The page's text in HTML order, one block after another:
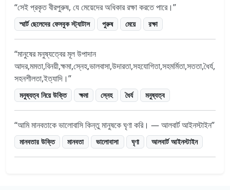
সেই প্রকৃত বীরপুরুষ, যে মেয়েদের অধিকার রক্ষা করতে পারে।
স্মার্ট ছেলেদের ফেসবুক স্ট্যাটাস পুরুষ মেয়ে রক্ষা
মানুষের মনুষ্যত্বের মূল উপাদান
আদর,মমতা,বিনয়ী,ক্ষমা,স্নেহ,ভালবাসা,উদারতা,সহযোগিতা,সহমর্মিতা,সততা,ধৈর্য,
সহনশীলতা,ইত্যাদি।
মনুষ্যত্ব নিয়ে উক্তি ক্ষমা স্নেহ ধৈর্য মনুষ্যত্ব
আমি মানবতাকে ভালোবাসি কিন্তু মানুষকে ঘৃণা করি। — আলবার্ট আইনস্টাইন
মানবতার উক্তি মানবতা ভালোবাসা ঘৃণা আলবার্ট আইনস্টাইন